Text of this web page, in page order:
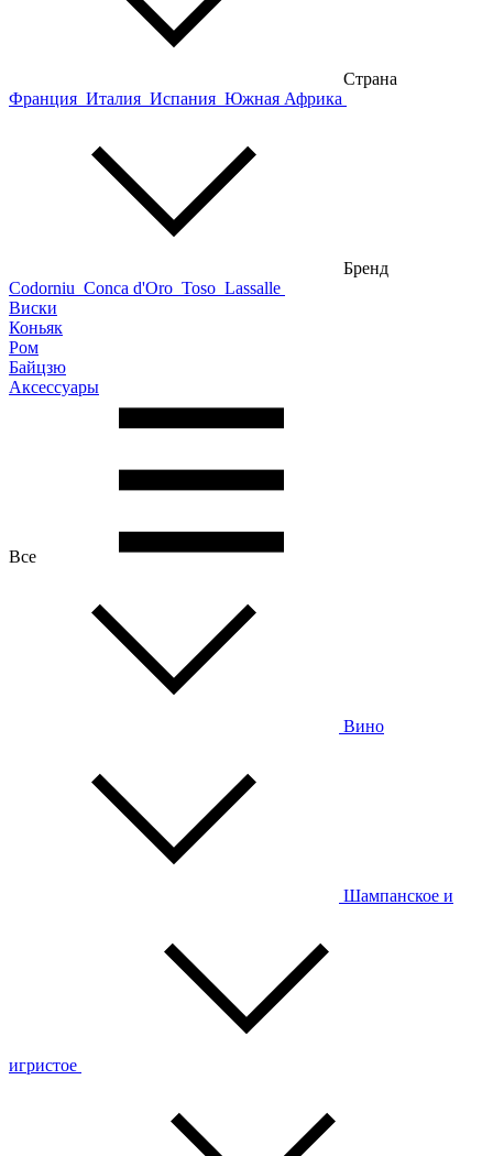
Страна
Франция Италия Испания Южная Африка
Бренд
Codorniu Conca d'Oro Toso Lassalle
Виски
Коньяк
Ром
Байцзю
Аксессуары
Все
Вино
Шампанское и
игристое